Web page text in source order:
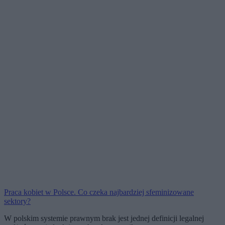
Praca kobiet w Polsce. Co czeka najbardziej sfeminizowane
sektory?
W polskim systemie prawnym brak jest jednej definicji legalnej